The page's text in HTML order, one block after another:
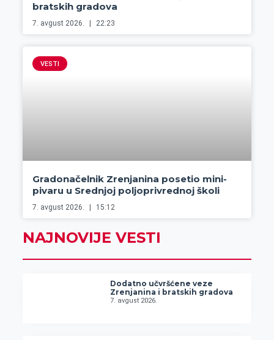
bratskih gradova
7. avgust 2026. 22:23
VESTI
Gradonačelnik Zrenjanina posetio mini-
pivaru u Srednjoj poljoprivrednoj školi
7. avgust 2026. 15:12
NAJNOVIJE VESTI
Dodatno učvršćene veze
Zrenjanina i bratskih gradova
7. avgust 2026.